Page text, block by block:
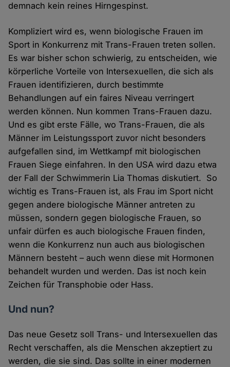
demnach kein reines Hirngespinst.
Kompliziert wird es, wenn biologische Frauen im
Sport in Konkurrenz mit Trans-Frauen treten sollen.
Es war bisher schon schwierig, zu entscheiden, wie
körperliche Vorteile von Intersexuellen, die sich als
Frauen identifizieren, durch bestimmte
Behandlungen auf ein faires Niveau verringert
werden können. Nun kommen Trans-Frauen dazu.
Und es gibt erste Fälle, wo Trans-Frauen, die als
Männer im Leistungssport zuvor nicht besonders
aufgefallen sind, im Wettkampf mit biologischen
Frauen Siege einfahren. In den USA wird dazu etwa
der Fall der Schwimmerin Lia Thomas diskutiert. So
wichtig es Trans-Frauen ist, als Frau im Sport nicht
gegen andere biologische Männer antreten zu
müssen, sondern gegen biologische Frauen, so
unfair dürfen es auch biologische Frauen finden,
wenn die Konkurrenz nun auch aus biologischen
Männern besteht – auch wenn diese mit Hormonen
behandelt wurden und werden. Das ist noch kein
Zeichen für Transphobie oder Hass.
Und nun?
Das neue Gesetz soll Trans- und Intersexuellen das
Recht verschaffen, als die Menschen akzeptiert zu
werden, die sie sind. Das sollte in einer modernen